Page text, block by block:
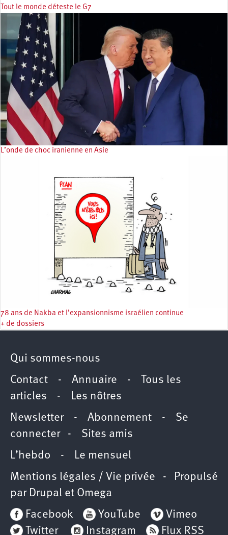
Tout le monde déteste le G7
L’onde de choc iranienne en Asie
78 ans de Nakba et l’expansionnisme israélien continue
+ de dossiers
Qui sommes-nous
Contact - Annuaire -
Tous les
articles - Les nôtres
Newsletter- Abonnement - Se
connecter- Sites amis
L’hebdo - Le mensuel
Mentions légales / Vie privée - Propulsé
par Drupal et Omega
Facebook
YouTube
Vimeo
Twitter
Instagram Flux RSS